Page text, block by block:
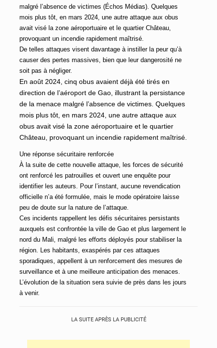
malgré l’absence de victimes (Échos Médias). Quelques
mois plus tôt, en mars 2024, une autre attaque aux obus
avait visé la zone aéroportuaire et le quartier Château,
provoquant un incendie rapidement maîtrisé.
De telles attaques visent davantage à instiller la peur qu’à
causer des pertes massives, bien que leur dangerosité ne
soit pas à négliger.
En août 2024, cinq obus avaient déjà été tirés en
direction de l’aéroport de Gao, illustrant la persistance
de la menace malgré l’absence de victimes. Quelques
mois plus tôt, en mars 2024, une autre attaque aux
obus avait visé la zone aéroportuaire et le quartier
Château, provoquant un incendie rapidement maîtrisé.
Une réponse sécuritaire renforcée
À la suite de cette nouvelle attaque, les forces de sécurité
ont renforcé les patrouilles et ouvert une enquête pour
identifier les auteurs. Pour l’instant, aucune revendication
officielle n’a été formulée, mais le mode opératoire laisse
peu de doute sur la nature de l’attaque.
Ces incidents rappellent les défis sécuritaires persistants
auxquels est confrontée la ville de Gao et plus largement le
nord du Mali, malgré les efforts déployés pour stabiliser la
région. Les habitants, exaspérés par ces attaques
sporadiques, appellent à un renforcement des mesures de
surveillance et à une meilleure anticipation des menaces.
L’évolution de la situation sera suivie de près dans les jours
à venir.
LA SUITE APRÈS LA PUBLICITÉ